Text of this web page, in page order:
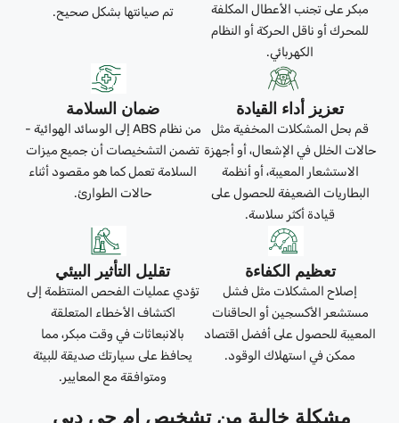
مبكر على تجنب الأعطال المكلفة
للمحرك أو ناقل الحركة أو النظام
الكهربائي.
تم صيانتها بشكل صحيح.
تعزيز أداء القيادة
قم بحل المشكلات المخفية مثل
حالات الخلل في الإشعال، أو أجهزة
الاستشعار المعيبة، أو أنظمة
البطاريات الضعيفة للحصول على
قيادة أكثر سلاسة.
ضمان السلامة
من نظام ABS إلى الوسائد الهوائية -
تضمن التشخيصات أن جميع ميزات
السلامة تعمل كما هو مقصود أثناء
حالات الطوارئ.
تعظيم الكفاءة
إصلاح المشكلات مثل فشل
مستشعر الأكسجين أو الحاقنات
المعيبة للحصول على أفضل اقتصاد
ممكن في استهلاك الوقود.
تقليل التأثير البيئي
تؤدي عمليات الفحص المنتظمة إلى
اكتشاف الأخطاء المتعلقة
بالانبعاثات في وقت مبكر، مما
يحافظ على سيارتك صديقة للبيئة
ومتوافقة مع المعايير.
مشكلة خالية من تشخيص إم جي دبي